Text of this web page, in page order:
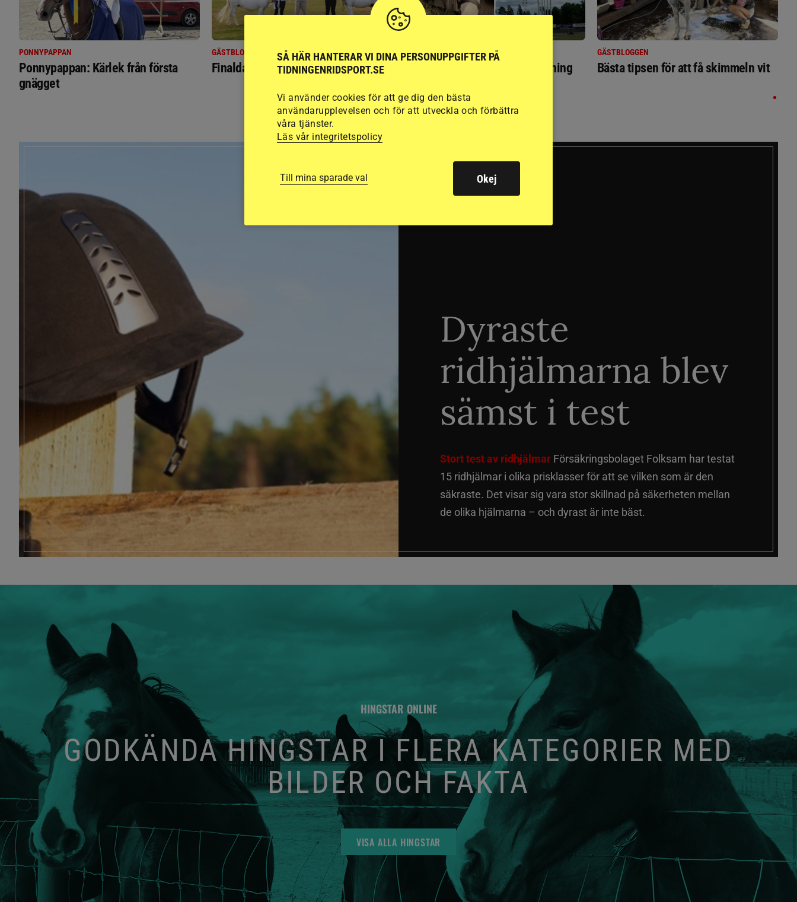
PONNYPAPPAN
Ponnypappan: Kärlek från första
gnägget
GÄSTBLOGGEN
Finaldag med jubileumsutställning
GÄSTBLOGGEN
Så gick det på helgens utställning
GÄSTBLOGGEN
Bästa tipsen för att få skimmeln vit
Dyraste
ridhjälmarna blev
sämst i test
Stort test av ridhjälmar Försäkringsbolaget Folksam har testat
15 ridhjälmar i olika prisklasser för att se vilken som är den
säkraste. Det visar sig vara stor skillnad på säkerheten mellan
de olika hjälmarna – och dyrast är inte bäst.
HINGSTAR ONLINE
GODKÄNDA HINGSTAR I FLERA KATEGORIER MED
BILDER OCH FAKTA
VISA ALLA HINGSTAR
SÅ HÄR HANTERAR VI DINA PERSONUPPGIFTER PÅ
TIDNINGENRIDSPORT.SE
Vi använder cookies för att ge dig den bästa
användarupplevelsen och för att utveckla och förbättra
våra tjänster.
Läs vår integritetspolicy
Till mina sparade val Okej